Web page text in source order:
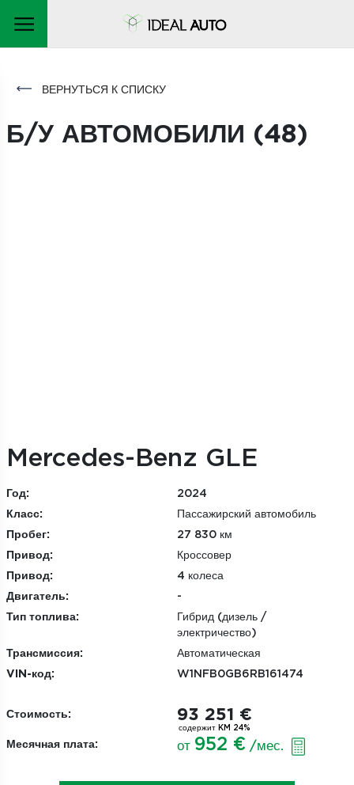
ВЕРНУТЬСЯ К СПИСКУ
Б/У АВТОМОБИЛИ (48)
Mercedes-Benz GLE
Год:
2024
Класс:
Пассажирский автомобиль
Пробег:
27 830 км
Привод:
Кроссовер
Привод:
4 колеса
Двигатель:
-
Тип топлива:
Гибрид (дизель /
электричество)
Трансмиссия:
Автоматическая
VIN-код:
W1NFB0GB6RB161474
Стоимость: 93 251 €
содержит KM 24%
Месячная плата: от 952 € /мес.